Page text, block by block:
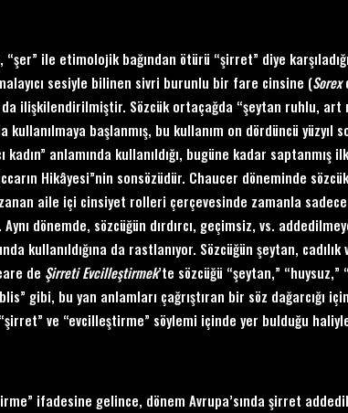
“şer” ile etimolojik bağından ötürü “şirret” diye
sesiyle bilinen sivri burunlu bir fare cinsine (Sorex
ilişkilendirilmiştir. Sözcük ortaçağda “şeytan ruhlu, art
kullanılmaya başlanmış, bu kullanım on dördüncü
kadın” anlamında kullanıldığı, bugüne kadar saptanmış
Hikâyesi”nin sonsözüdür. Chaucer döneminde
aile içi cinsiyet rolleri çerçevesinde zamanla
dönemde, sözcüğün dırdırcı, geçimsiz, vs.
kullanıldığına da rastlanıyor. Sözcüğün şeytan,
de Şirreti Evcilleştirmek’te sözcüğü “şeytan,”
gibi, bu yan anlamları çağrıştıran bir söz dağarcığı
ve “evcilleştirme” söylemi içinde yer bulduğu
ifadesine gelince, dönem Avrupa’sında şirret